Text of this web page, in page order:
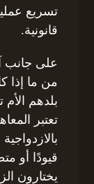
تسريع
قانونية.
على جانب
من ما إذا
بلدهم
تعتبر
قيودًا أو
يختارون